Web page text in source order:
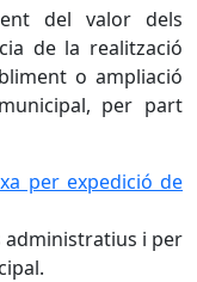
del valor dels
de la realització
o ampliació
per part
per expedició de
administratius i per